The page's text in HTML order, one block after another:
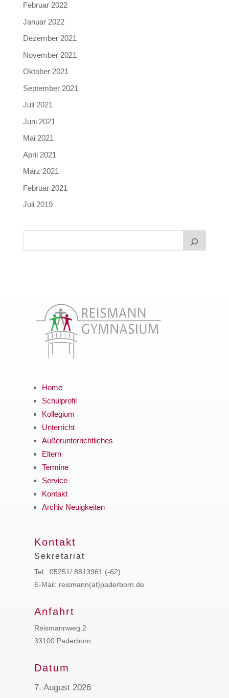
Februar 2022
Januar 2022
Dezember 2021
November 2021
Oktober 2021
September 2021
Juli 2021
Juni 2021
Mai 2021
April 2021
März 2021
Februar 2021
Juli 2019
Home
Schulprofil
Kollegium
Unterricht
Außerunterrichtliches
Eltern
Termine
Service
Kontakt
Archiv Neuigkeiten
Kontakt
Sekretariat
Tel.: 05251/ 8813961 (-62)
E-Mail: reismann(at)paderborn.de
Anfahrt
Reismannweg 2
33100 Paderborn
Datum
7. August 2026